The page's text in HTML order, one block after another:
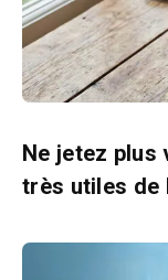
Ne jetez plus
très utiles de